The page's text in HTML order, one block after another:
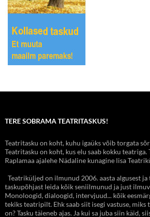
TERE SOBRAMA TEATRITASKUS!
Teatritasku on koht, kuhu igaüks võib torgata
Teatritasku on koht, kus elu saab kokku teatriga.
Raplamaa ajalehe Nädaline kunagine lisa
Teatriküljed on ilmunud 2006. aasta algusest ja
taskupõhjast leida kõik seniilmunud ja just
Monoloogid, dialoogid, intervjuud... kõik
tekiks teatripilt. Ehk saab siit isegi vastuse, miks
on? Tasku täieneb ajas. Ja kui sa juba siin käid,